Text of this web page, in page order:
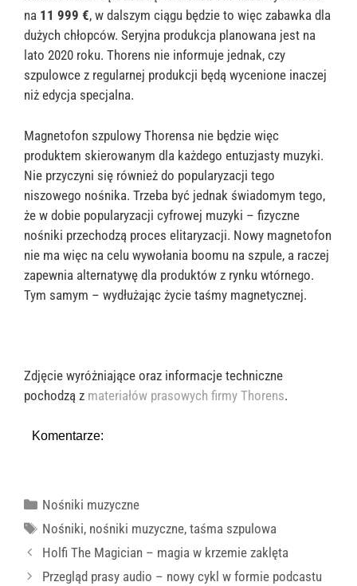
na 11 999 €, w dalszym ciągu będzie to więc zabawka dla
dużych chłopców. Seryjna produkcja planowana jest na
lato 2020 roku. Thorens nie informuje jednak, czy
szpulowce z regularnej produkcji będą wycenione inaczej
niż edycja specjalna.
Magnetofon szpulowy Thorensa nie będzie więc
produktem skierowanym dla każdego entuzjasty muzyki.
Nie przyczyni się również do popularyzacji tego
niszowego nośnika. Trzeba być jednak świadomym tego,
że w dobie popularyzacji cyfrowej muzyki – fizyczne
nośniki przechodzą proces elitaryzacji. Nowy magnetofon
nie ma więc na celu wywołania boomu na szpule, a raczej
zapewnia alternatywę dla produktów z rynku wtórnego.
Tym samym – wydłużając życie taśmy magnetycznej.
Zdjęcie wyróżniające oraz informacje techniczne
pochodzą z materiałów prasowych firmy Thorens.
Komentarze:
Kategorie
Nośniki muzyczne
Tagi
Nośniki, nośniki muzyczne,taśma szpulowa
Holfi The Magician – magia w krzemie zaklęta
Przegląd prasy audio – nowy cykl w formie podcastu